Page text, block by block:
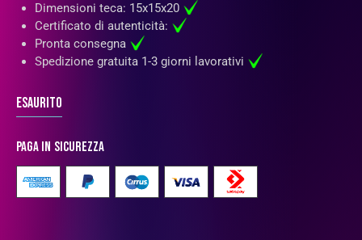
Dimensioni teca: 15x15x20
Certificato di autenticità:
Pronta consegna
Spedizione gratuita 1-3 giorni lavorativi
Esaurito
Paga in sicurezza